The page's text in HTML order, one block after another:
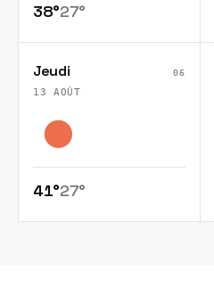
38°27°
Jeudi
13 AOÛT
06
41°27°